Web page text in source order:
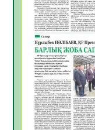
Open Air:
көрерменнің
06.08.2026
ЖАРҚЫН
МӘЖІЛІС
05.08.2026